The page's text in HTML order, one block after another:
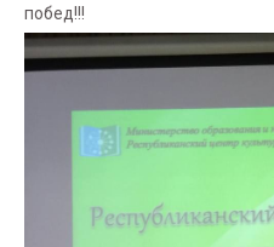
побед!!!